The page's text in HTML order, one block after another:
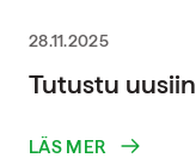
28.11.2025
Tutustu
LÄS MER